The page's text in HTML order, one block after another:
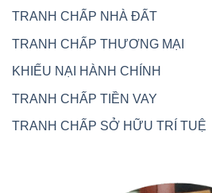
TRANH CHẤP NHÀ ĐẤT
TRANH CHẤP THƯƠNG MẠI
KHIẾU NẠI HÀNH CHÍNH
TRANH CHẤP TIỀN VAY
TRANH CHẤP SỞ HỮU TRÍ TUỆ